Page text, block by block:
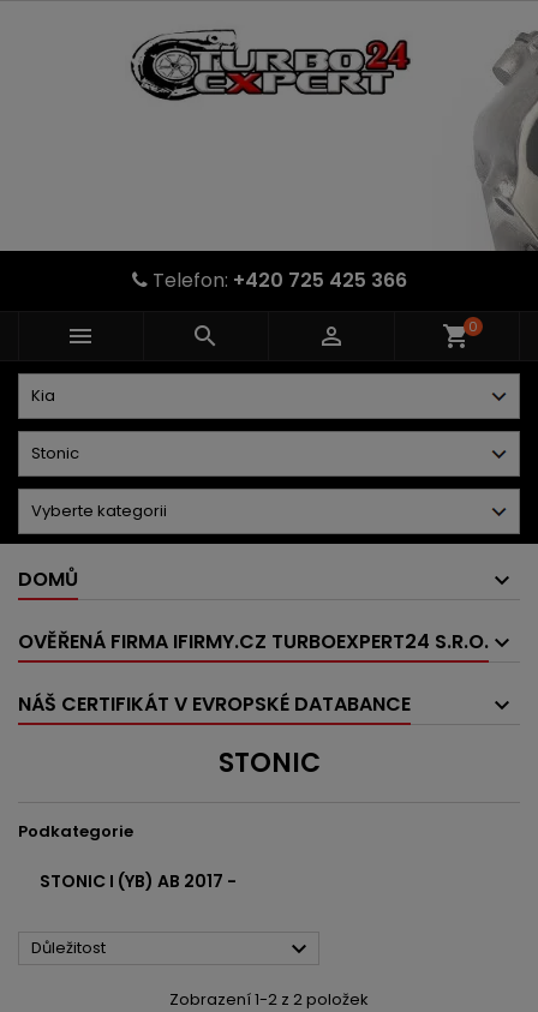
Telefon: +420 725 425 366
   shopping_cart0
DOMŮ
OVĚŘENÁ FIRMA IFIRMY.CZ TURBOEXPERT24 S.R.O.
NÁŠ CERTIFIKÁT V EVROPSKÉ DATABANCE
STONIC
Podkategorie
STONIC I (YB) AB 2017 -
Důležitost 
Zobrazení 1-2 z 2 položek